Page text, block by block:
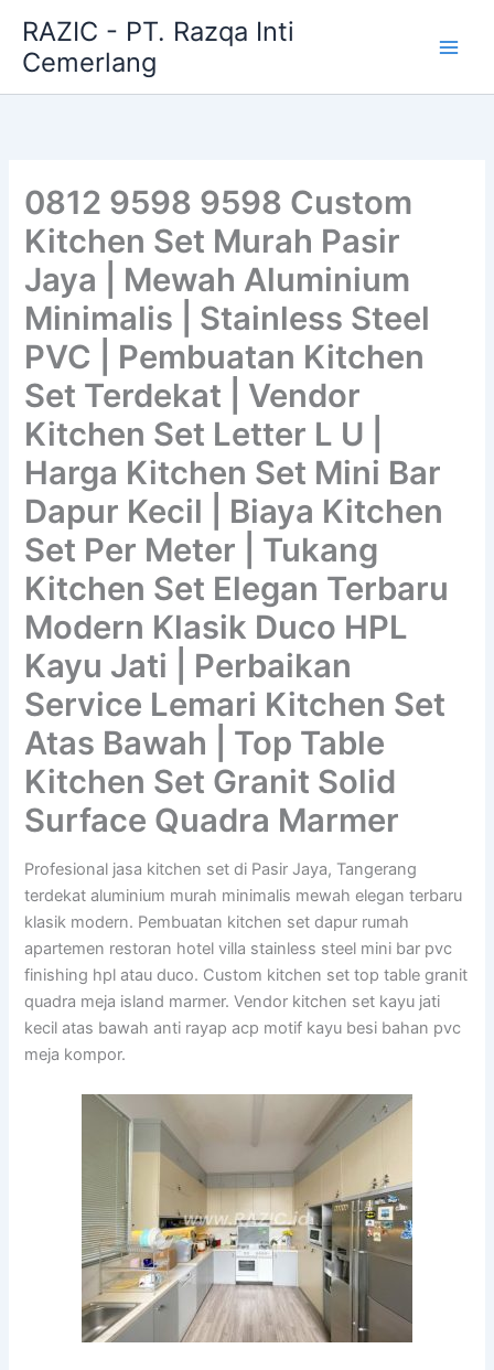
content
RAZIC - PT. Razqa Inti
Cemerlang
0812 9598 9598 Custom
Kitchen Set Murah Pasir
Jaya | Mewah Aluminium
Minimalis | Stainless Steel
PVC | Pembuatan Kitchen
Set Terdekat | Vendor
Kitchen Set Letter L U |
Harga Kitchen Set Mini Bar
Dapur Kecil | Biaya Kitchen
Set Per Meter | Tukang
Kitchen Set Elegan Terbaru
Modern Klasik Duco HPL
Kayu Jati | Perbaikan
Service Lemari Kitchen Set
Atas Bawah | Top Table
Kitchen Set Granit Solid
Surface Quadra Marmer
Profesional jasa kitchen set di Pasir Jaya, Tangerang
terdekat aluminium murah minimalis mewah elegan terbaru
klasik modern. Pembuatan kitchen set dapur rumah
apartemen restoran hotel villa stainless steel mini bar pvc
finishing hpl atau duco. Custom kitchen set top table granit
quadra meja island marmer. Vendor kitchen set kayu jati
kecil atas bawah anti rayap acp motif kayu besi bahan pvc
meja kompor.